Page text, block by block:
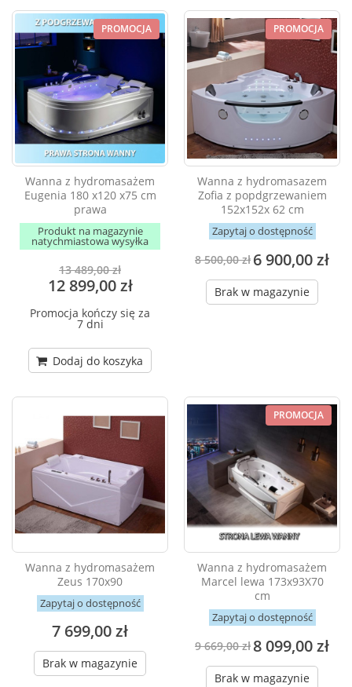
PROMOCJA
Wanna z hydromasażem
Eugenia 180 x120 x75 cm
prawa
Produkt na magazynie
natychmiastowa wysyłka
13 489,00 zł
12 899,00 zł
Promocja kończy się za
7 dni
Dodaj do koszyka
PROMOCJA
Wanna z hydromasazem
Zofia z popdgrzewaniem
152x152x 62 cm
Zapytaj o dostępność
8 500,00 zł 6 900,00 zł
Brak w magazynie
Wanna z hydromasażem
Zeus 170x90
Zapytaj o dostępność
7 699,00 zł
Brak w magazynie
PROMOCJA
Wanna z hydromasażem
Marcel lewa 173x93X70
cm
Zapytaj o dostępność
9 669,00 zł 8 099,00 zł
Brak w magazynie